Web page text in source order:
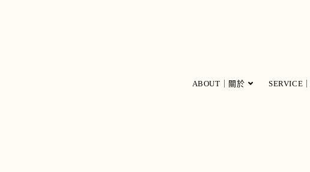
ABOUT｜關於 SERVICE